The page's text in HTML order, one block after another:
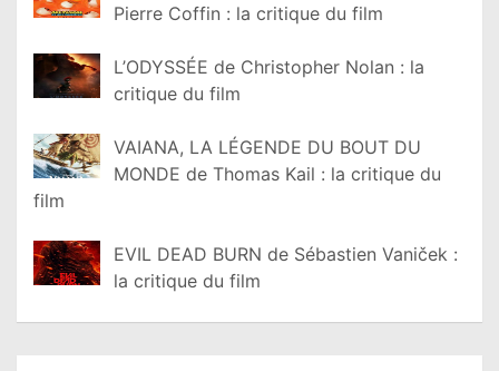
Pierre Coffin : la critique du film
L’ODYSSÉE de Christopher Nolan : la
critique du film
VAIANA, LA LÉGENDE DU BOUT DU
MONDE de Thomas Kail : la critique du
film
EVIL DEAD BURN de Sébastien Vaniček :
la critique du film